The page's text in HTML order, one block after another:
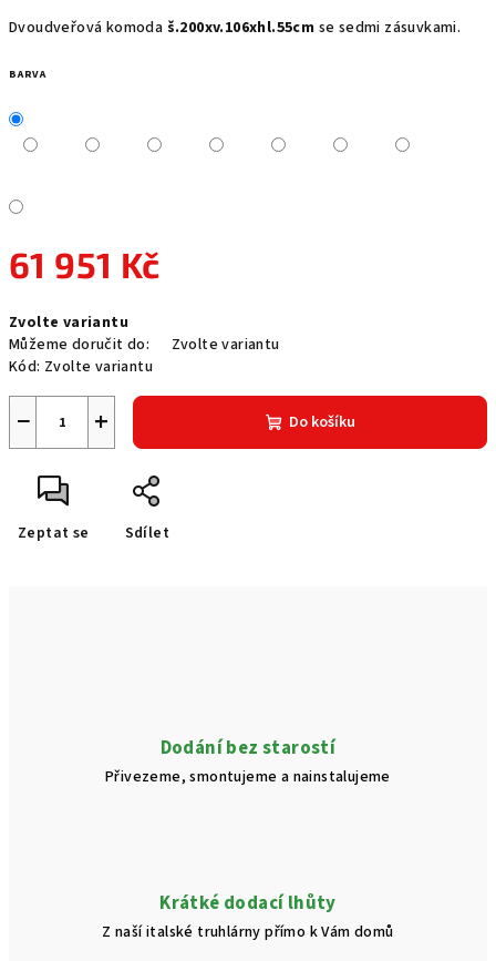
Dvoudveřová komoda š.200xv.106xhl.55cm se sedmi zásuvkami.
BARVA
61 951 Kč
cena:
Zvolte variantu
Můžeme doručit do:
Zvolte variantu
Kód: Zvolte variantu
+
− Do košíku
Zeptat se Sdílet
Dodání bez starostí
Přivezeme, smontujeme a nainstalujeme
Krátké dodací lhůty
Z naší italské truhlárny přímo k Vám domů